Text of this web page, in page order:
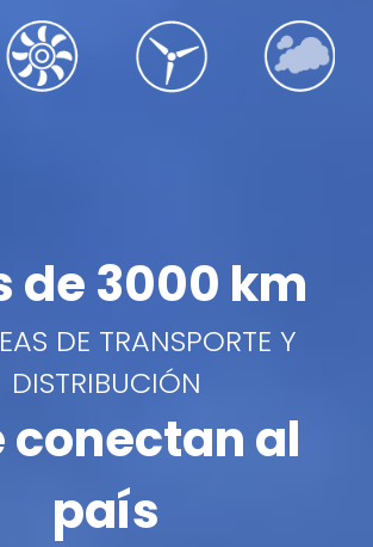
de 3000 km
DE TRANSPORTE Y
DISTRIBUCIÓN
conectan al
país